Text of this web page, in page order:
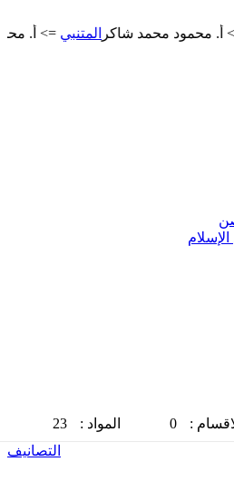
المتنبي=> أ. محمود محمد محمد شاكر
: المواد :
23
التصانيف